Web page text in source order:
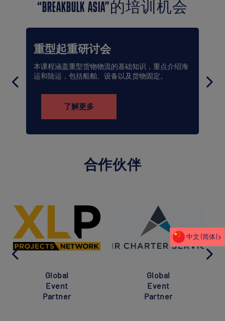
“BREAKBULK ASIA”的培训机会
重型起重研讨会
本课程涵盖重型货物物流的基础知识，重点介绍海
运和陆运，包括船舶、设备以及货物固定。
了解更多
合作伙伴
Global
Event
Partner
Global
Event
Partner
中文 (简体)